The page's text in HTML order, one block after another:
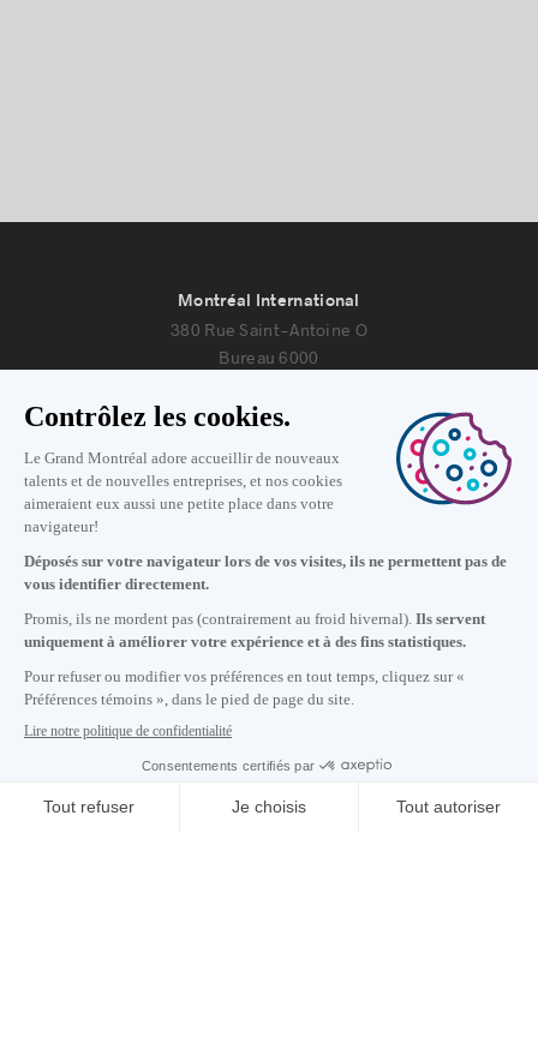
S'abonner à notre infolettre
Carrières
À propos de nous
Montréal International
380 Rue Saint-Antoine O
Bureau 6000
Nous joindre
Lundi au vendredi de 8h30 à 17h.